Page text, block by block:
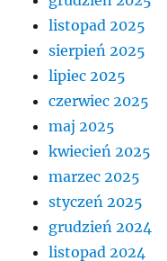
listopad 2025
sierpień 2025
lipiec 2025
czerwiec 2025
maj 2025
kwiecień 2025
marzec 2025
styczeń 2025
grudzień 2024
listopad 2024